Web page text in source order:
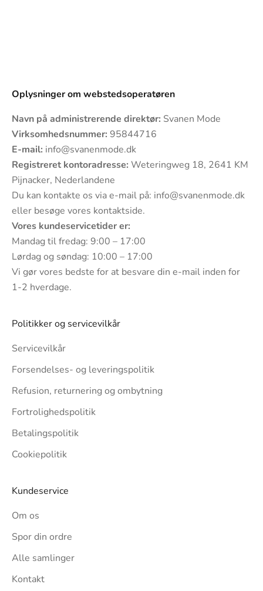
Oplysninger om webstedsoperatøren
Navn på administrerende direktør: Svanen Mode
Virksomhedsnummer: 95844716
E-mail: info@svanenmode.dk
Registreret kontoradresse: Weteringweg 18, 2641 KM
Pijnacker, Nederlandene
Du kan kontakte os via e-mail på: info@svanenmode.dk
eller besøge vores kontaktside.
Vores kundeservicetider er:
Mandag til fredag: 9:00 – 17:00
Lørdag og søndag: 10:00 – 17:00
Vi gør vores bedste for at besvare din e-mail inden for
1-2 hverdage.
Politikker og servicevilkår
Servicevilkår
Forsendelses- og leveringspolitik
Refusion, returnering og ombytning
Fortrolighedspolitik
Betalingspolitik
Cookiepolitik
Kundeservice
Om os
Spor din ordre
Alle samlinger
Kontakt